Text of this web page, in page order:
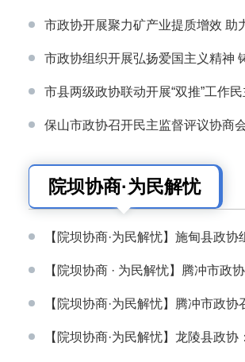
市政协开展聚力矿产业提质增效 助
市政协组织开展弘扬爱国主义精神
市县两级政协联动开展“双推”工作
保山市政协召开民主监督评议协商
院坝协商·为民解忧
【院坝协商·为民解忧】施甸县政
【院坝协商 · 为民解忧】腾冲市政
【院坝协商·为民解忧】腾冲市政协
【院坝协商·为民解忧】龙陵县政